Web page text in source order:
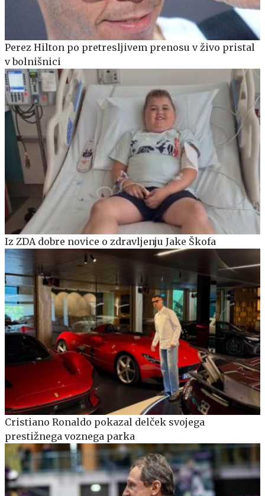
Perez Hilton po pretresljivem prenosu v živo pristal
v bolnišnici
Iz ZDA dobre novice o zdravljenju Jake Škofa
Cristiano Ronaldo pokazal delček svojega
prestižnega voznega parka